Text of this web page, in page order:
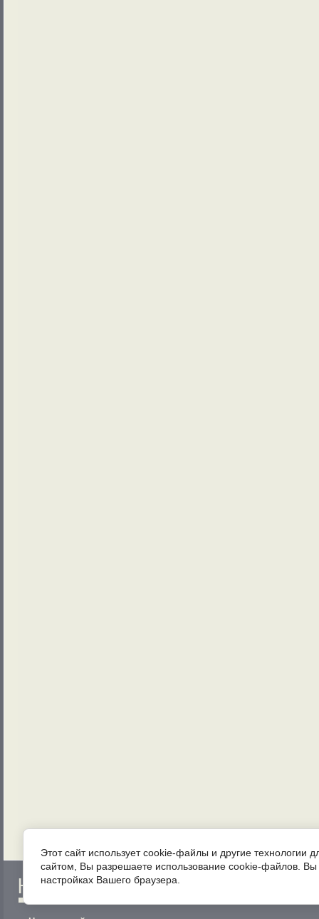
НОВОСТИ
Этот сайт использует cookie-файлы и другие технологии
сайтом, Вы разрешаете использование cookie-файлов.
настройках Вашего браузера.